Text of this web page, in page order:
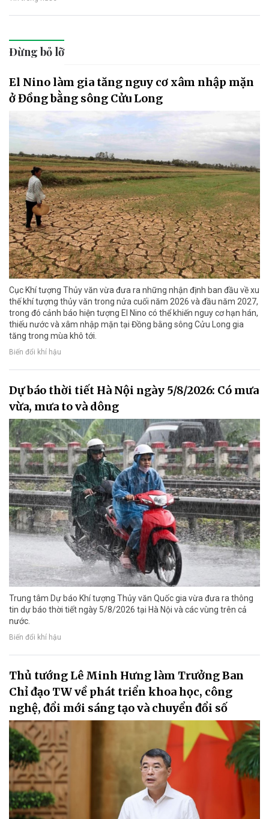
Đừng bỏ lỡ
El Nino làm gia tăng nguy cơ xâm nhập mặn
ở Đồng bằng sông Cửu Long
Cục Khí tượng Thủy văn vừa đưa ra những nhận định ban đầu về xu
thế khí tượng thủy văn trong nửa cuối năm 2026 và đầu năm 2027,
trong đó cảnh báo hiện tượng El Nino có thể khiến nguy cơ hạn hán,
thiếu nước và xâm nhập mặn tại Đồng bằng sông Cửu Long gia
tăng trong mùa khô tới.
Biến đổi khí hậu
Dự báo thời tiết Hà Nội ngày 5/8/2026: Có mưa
vừa, mưa to và dông
Trung tâm Dự báo Khí tượng Thủy văn Quốc gia vừa đưa ra thông
tin dự báo thời tiết ngày 5/8/2026 tại Hà Nội và các vùng trên cả
nước.
Biến đổi khí hậu
Thủ tướng Lê Minh Hưng làm Trưởng Ban
Chỉ đạo TW về phát triển khoa học, công
nghệ, đổi mới sáng tạo và chuyển đổi số